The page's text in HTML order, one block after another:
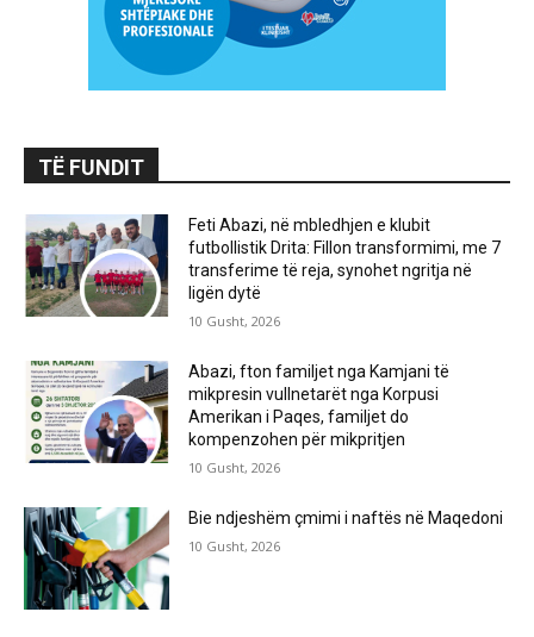
TË FUNDIT
Feti Abazi, në mbledhjen e klubit
futbollistik Drita: Fillon transformimi, me 7
transferime të reja, synohet ngritja në
ligën dytë
10 Gusht, 2026
Abazi, fton familjet nga Kamjani të
mikpresin vullnetarët nga Korpusi
Amerikan i Paqes, familjet do
kompenzohen për mikpritjen
10 Gusht, 2026
Bie ndjeshëm çmimi i naftës në Maqedoni
10 Gusht, 2026